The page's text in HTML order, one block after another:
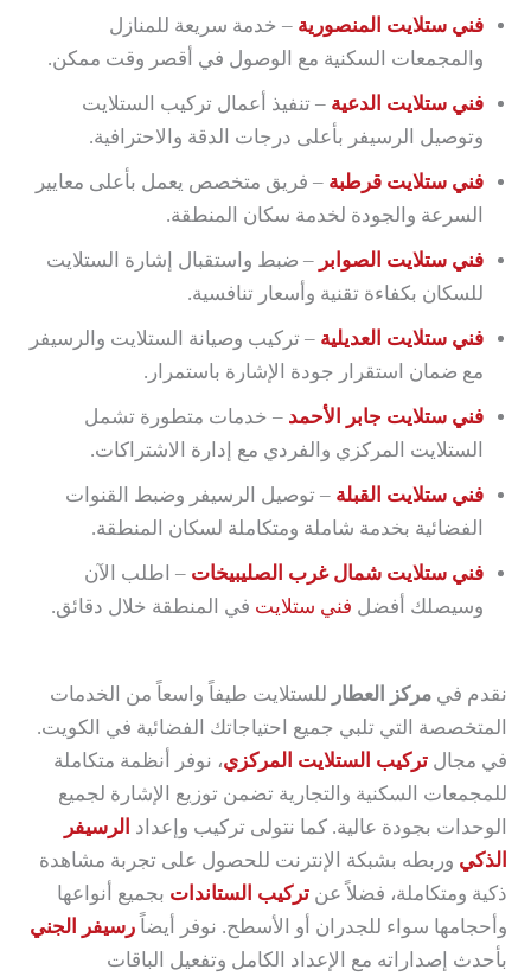
فني ستلايت المنصورية – خدمة سريعة للمنازل
والمجمعات السكنية مع الوصول في أقصر وقت ممكن.
فني ستلايت الدعية – تنفيذ أعمال تركيب الستلايت
وتوصيل الرسيفر بأعلى درجات الدقة والاحترافية.
فني ستلايت قرطبة – فريق متخصص يعمل بأعلى معايير
السرعة والجودة لخدمة سكان المنطقة.
فني ستلايت الصوابر – ضبط واستقبال إشارة الستلايت
للسكان بكفاءة تقنية وأسعار تنافسية.
فني ستلايت العديلية – تركيب وصيانة الستلايت والرسيفر
مع ضمان استقرار جودة الإشارة باستمرار.
فني ستلايت جابر الأحمد – خدمات متطورة تشمل
الستلايت المركزي والفردي مع إدارة الاشتراكات.
فني ستلايت القبلة – توصيل الرسيفر وضبط القنوات
الفضائية بخدمة شاملة ومتكاملة لسكان المنطقة.
فني ستلايت شمال غرب الصليبيخات – اطلب الآن
وسيصلك أفضل فني ستلايت في المنطقة خلال دقائق.
نقدم في مركز العطار للستلايت طيفاً واسعاً من الخدمات
المتخصصة التي تلبي جميع احتياجاتك الفضائية في الكويت.
في مجال تركيب الستلايت المركزي، نوفر أنظمة متكاملة
للمجمعات السكنية والتجارية تضمن توزيع الإشارة لجميع
الوحدات بجودة عالية. كما نتولى تركيب وإعداد الرسيفر
الذكي وربطه بشبكة الإنترنت للحصول على تجربة مشاهدة
ذكية ومتكاملة، فضلاً عن تركيب الستاندات بجميع أنواعها
وأحجامها سواء للجدران أو الأسطح. نوفر أيضاً رسيفر الجني
بأحدث إصداراته مع الإعداد الكامل وتفعيل الباقات